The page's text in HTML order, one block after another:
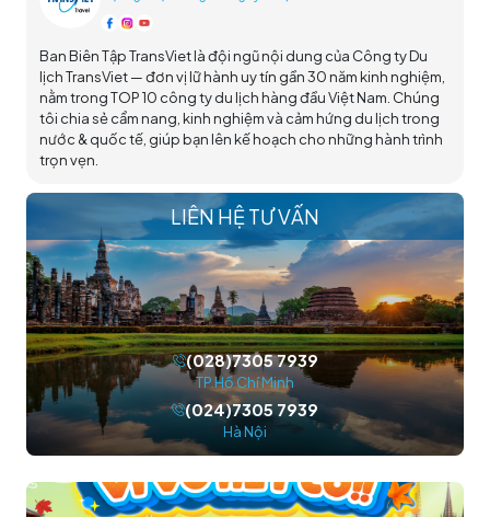
Ban Biên Tập TransViet là đội ngũ nội dung của Công ty Du
lịch TransViet — đơn vị lữ hành uy tín gần 30 năm kinh nghiệm,
nằm trong TOP 10 công ty du lịch hàng đầu Việt Nam. Chúng
tôi chia sẻ cẩm nang, kinh nghiệm và cảm hứng du lịch trong
nước & quốc tế, giúp bạn lên kế hoạch cho những hành trình
trọn vẹn.
LIÊN HỆ TƯ VẤN
(028)7305 7939
TP.Hồ Chí Minh
(024)7305 7939
Hà Nội